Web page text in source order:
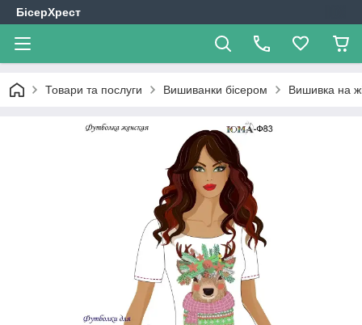
БісерХрест
Товари та послуги Вишиванки бісером Вишивка на